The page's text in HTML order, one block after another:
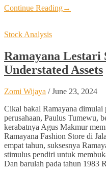
Continue Reading→
Stock Analysis
Ramayana Lestari
Understated Assets
Zomi Wijaya /June 23, 2024
Cikal bakal Ramayana dimulai
perusahaan, Paulus Tumewu,
kerabatnya Agus Makmur
Ramayana Fashion Store di
empat tahun, suksesnya
stimulus pendiri untuk
Dan barulah pada tahun 1983